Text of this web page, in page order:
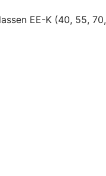
EE-K (40, 55,